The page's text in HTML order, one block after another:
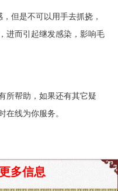
但是不可以用手去抓挠，
进而引起继发感染，影响毛
所帮助，如果还有其它疑
在线为你服务。
多信息